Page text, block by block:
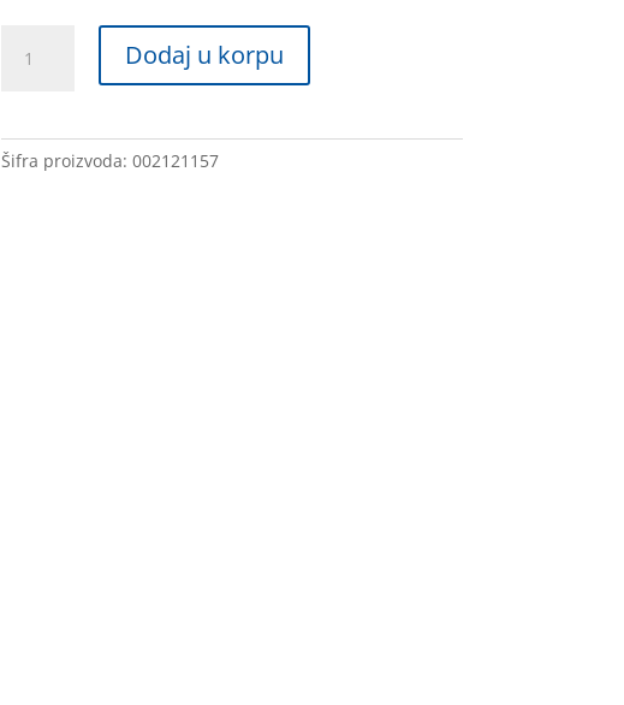
SIJALICA
količina
Dodaj u korpu
Šifra proizvoda:002121157